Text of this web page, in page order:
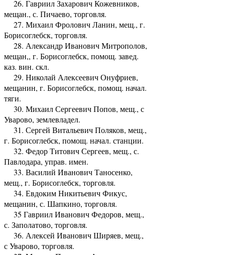
26. Гавриил Захарович Кожевников,
мещан., с. Пичаево, торговля.
27. Михаил Фролович Ланин, мещ., г.
Борисоглебск, торговля.
28. Александр Иванович Митрополов,
мещан,, г. Борисоглебск, помощ. завед.
каз. вин. скл.
29. Николай Алексеевич Онуфриев,
мещанин, г. Борисоглебск, помощ. начал.
тяги.
30. Михаил Сергеевич Попов, мещ., с
Уварово, землевладел.
31. Сергей Витальевич Поляков, мещ.,
г. Борисоглебск, помощ. начал. станции.
32. Федор Титович Сергеев, мещ., с.
Павлодара, управ. имен.
33. Василий Иванович Таносенко,
мещ., г. Борисоглебск, торговля.
34. Евдоким Никитьевич Фикус,
мещанин, с. Шапкино, торговля.
35 Гавриил Иванович Федоров, мещ.,
с. Заполатово, торговля.
36. Алексей Иванович Ширяев, мещ.,
с Уварово, торговля.